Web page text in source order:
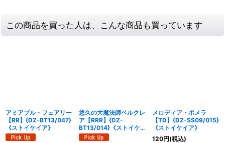
この商品を買った人は、こんな商品も買っています
アミアブル・フェアリー
【RR】{DZ-BT13/047}
《ストイケイア》
悠久の大魔法師ベルクレ
ア【RRR】{DZ-
BT13/014}《ストイケイ
ア》
メロディア・ポメラ
【TD】{DZ-SS09/015}
《ストイケイア》
120円(税込)